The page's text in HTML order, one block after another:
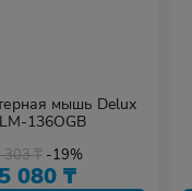
мышь Delux
136OGB
303₸ -19%
5 080 ₸